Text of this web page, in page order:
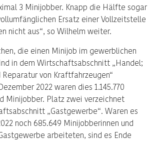
3 Minijobber. Knapp die Hälfte sogar
Ersatz einer Vollzeitstelle
nicht aus“, so Wilhelm weiter.
die einen Minijob im gewerblichen
in dem Wirtschaftsabschnitt „Handel;
von Kraftfahrzeugen“
2022 waren dies 1.145.770
Minijobber. Platz zwei verzeichnet
„Gastgewerbe“. Waren es
noch 685.649 Minijobberinnen und
arbeiteten, sind es Ende